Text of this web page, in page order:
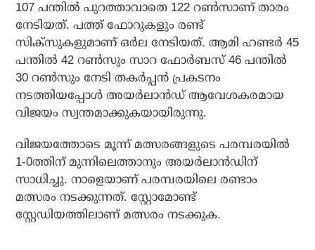
107 പന്തില്‍ പുറത്താവാതെ 122 റണ്‍സാണ് താരം
നേടിയത്. പത്ത് ഫോറുകളും രണ്ട്
സിക്സുകളുമാണ് ഒര്‍ല നേടിയത്. ആമി ഹണ്ടര്‍ 45
പന്തില്‍ 42 റണ്‍സും സാറ ഫോര്‍ബസ് 46 പന്തില്‍
30 റണ്‍സും നേടി തകര്‍പ്പന്‍ പ്രകടനം
നടത്തിയപ്പോള്‍ അയര്‍ലാന്‍ഡ് ആവേശകരമായ
വിജയം സ്വന്തമാക്കുകയായിരുന്നു.
വിജയത്തോടെ മൂന്ന് മത്സരങ്ങളുടെ പരമ്പരയില്‍
1-0ത്തിന് മുന്നിലെത്താനും അയര്‍ലാന്‍ഡിന്
സാധിച്ചു. നാളെയാണ് പരമ്പരയിലെ രണ്ടാം
മത്സരം നടക്കുന്നത്. സ്റ്റോമോണ്ട്
സ്റ്റേഡിയത്തിലാണ് മത്സരം നടക്കുക.